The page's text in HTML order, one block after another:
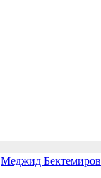
Меджид Бектемиров